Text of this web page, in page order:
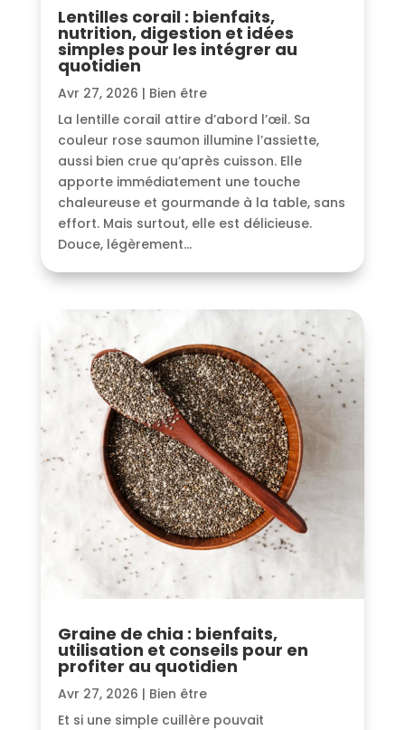
Lentilles corail : bienfaits,
nutrition, digestion et idées
simples pour les intégrer au
quotidien
Avr 27, 2026 | Bien être
La lentille corail attire d’abord l’œil. Sa
couleur rose saumon illumine l’assiette,
aussi bien crue qu’après cuisson. Elle
apporte immédiatement une touche
chaleureuse et gourmande à la table, sans
effort. Mais surtout, elle est délicieuse.
Douce, légèrement...
Graine de chia : bienfaits,
utilisation et conseils pour en
profiter au quotidien
Avr 27, 2026 | Bien être
Et si une simple cuillère pouvait